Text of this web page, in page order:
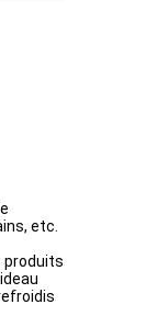
etc.
produits